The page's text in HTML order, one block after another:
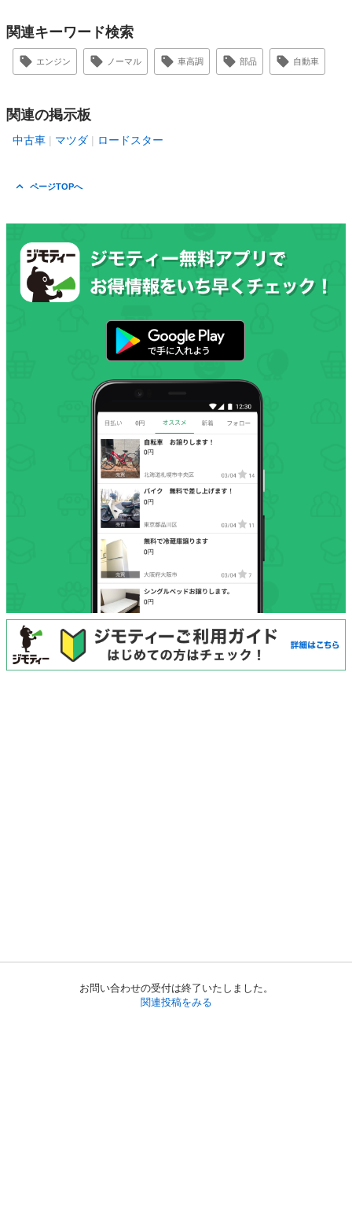
お問い合わせの受付は終了いたしました。
関連投稿をみる
関連キーワード検索
エンジン ノーマル 車高調 部品 自動車
関連の掲示板
中古車 マツダ ロードスター
ページTOPへ